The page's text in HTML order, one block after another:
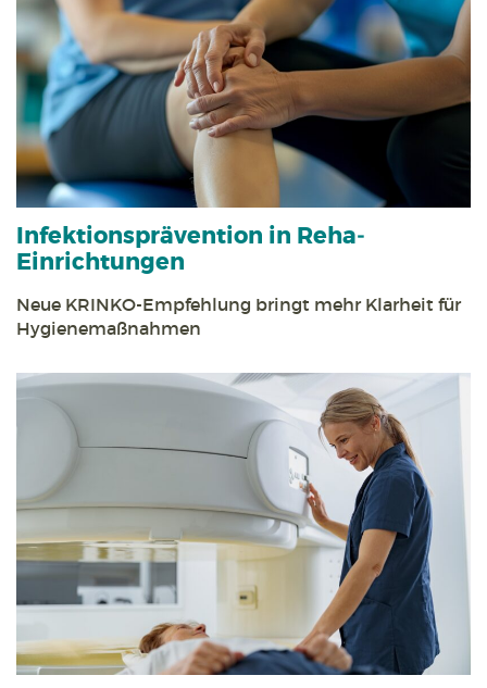
Infektions­prävention in Reha­
Einrichtungen
Neue KRINKO-Empfehlung bringt mehr Klarheit für
Hygiene­maßnahmen